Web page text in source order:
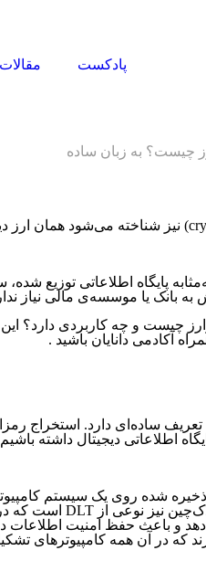
پادکست مقالات
چیست؟ به زبان ساده
پایگاه اطلاعاتی توزیع
به بانک یا موسسه‌ی مالی نیاز
چیست و چه کاربردی دارد؟
آکادمی دانایان باشید .
ساده‌ای دارد. استخراج
اطلاعاتی دیجیتال داشته
و باعث حفظ امنیت
که در آن همه کامپیوترهای